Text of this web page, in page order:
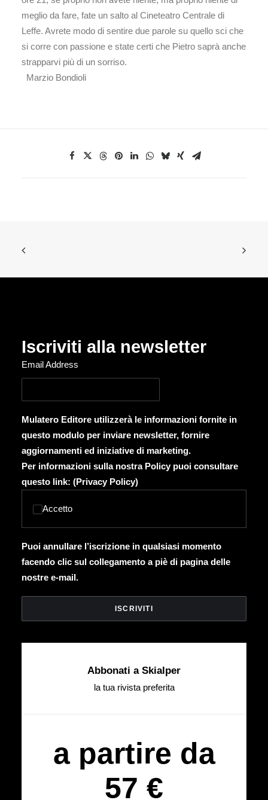
meglio da fare, fate un salto al Cineteatro Centrale di
Leffe. Avrete modo di sentire due parole su quello sci che
si corre con passione e state certi che Pietro saprà anche
strapparvi più di un sorriso.
Marzio Bondioli
Iscriviti alla newsletter
Email Address
Mulatero Editore utilizzerà le informazioni fornite in
questo modulo per inviare newsletter, fornire
aggiornamenti ed iniziative di marketing.
Per informazioni sulla nostra Policy puoi consultare
questo link: (Privacy Policy)
Accetto
Puoi annullare l’iscrizione in qualsiasi momento
facendo clic sul collegamento a piè di pagina delle
nostre e-mail.
Abbonati a Skialper
la tua rivista preferita
a partire da
57 €